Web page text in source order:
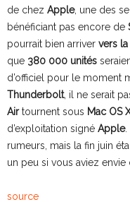
de chez Apple, une des
bénéficiant pas encore de
pourrait bien arriver vers
que 380 000 unités
d’officiel pour le moment
Thunderbolt, il ne serait
Airtournent sous Mac OS
d’exploitation signé Apple.
rumeurs, mais la fin juin
un peu si vous aviez
source